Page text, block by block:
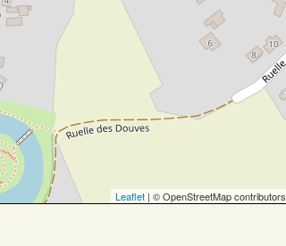
Leaflet| © OpenStreetMap contributors